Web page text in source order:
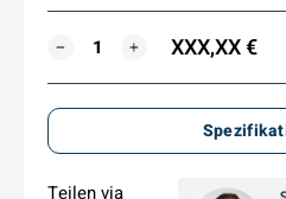
MENGE
− + XXX,XX €
Teilen via